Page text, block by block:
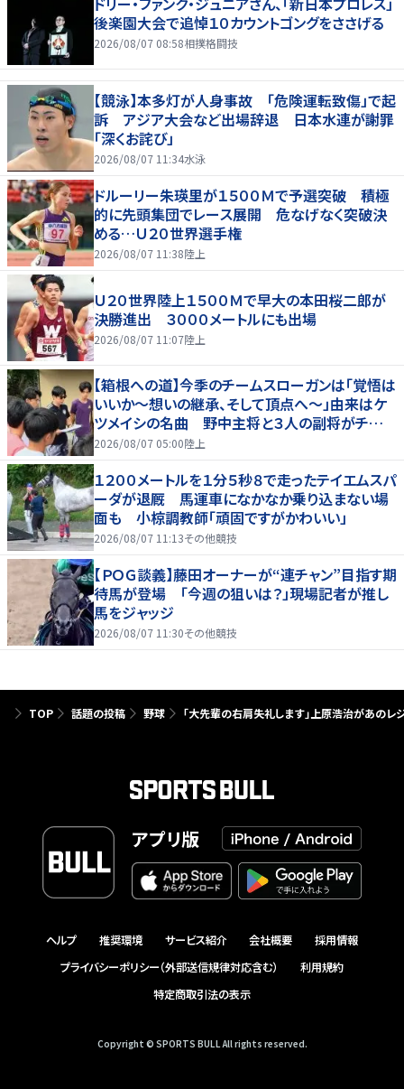
後楽園大会で追悼１０カウントゴングをささげる
2026/08/07 08:58相撲格闘技
【競泳】本多灯が人身事故 「危険運転致傷」で起
訴 アジア大会など出場辞退 日本水連が謝罪
「深くお詫び」
2026/08/07 11:34水泳
ドルーリー朱瑛里が１５００Ｍで予選突破 積極
的に先頭集団でレース展開 危なげなく突破決
める…Ｕ２０世界選手権
2026/08/07 11:38陸上
Ｕ２０世界陸上１５００Ｍで早大の本田桜二郎が
決勝進出 ３０００メートルにも出場
2026/08/07 11:07陸上
【箱根への道】今季のチームスローガンは「覚悟は
いいか～想いの継承、そして頂点へ～」由来はケ
ツメイシの名曲 野中主将と３人の副将がチーム
を引っ張る…夏合宿特集第１弾、国学院大
2026/08/07 05:00陸上
１２００メートルを１分５秒８で走ったテイエムスパ
ーダが退厩 馬運車になかなか乗り込まない場
面も 小椋調教師「頑固ですがかわいい」
2026/08/07 11:13その他競技
【ＰＯＧ談義】藤田オーナーが“連チャン”目指す期
待馬が登場 「今週の狙いは？」現場記者が推し
馬をジャッジ
2026/08/07 11:30その他競技
TOP 話題の投稿 野球 「大先輩の右肩失礼します」上原浩治があのレ
アプリ版
ヘルプ 推奨環境 サービス紹介 会社概要
採用情報
プライバシーポリシー（外部送信規律対応含む）
利用規約
特定商取引法の表示
Copyright © SPORTS BULL All rights reserved.